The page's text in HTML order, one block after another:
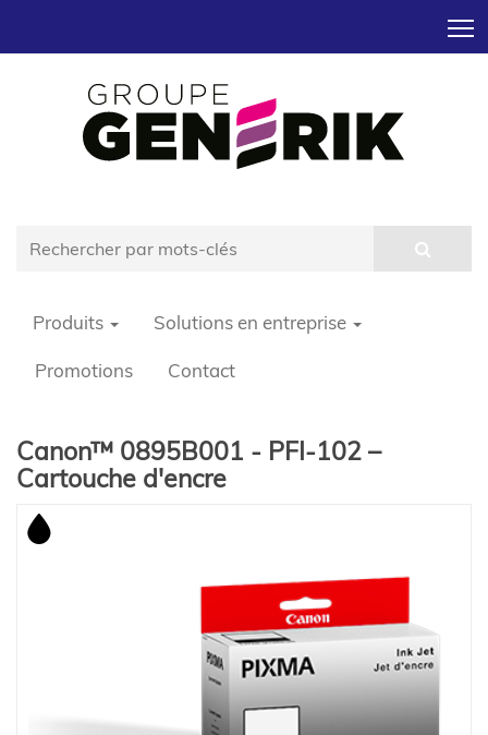
Produits Solutions en entreprise
Promotions Contact
Canon™ 0895B001 - PFI-102 –
Cartouche d'encre